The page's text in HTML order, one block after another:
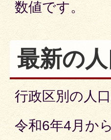
数値です。
最新の
行政区別の人
令和6年4月か